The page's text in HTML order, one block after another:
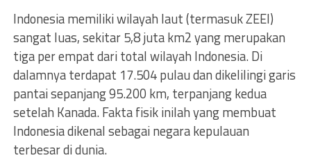
Indonesia memiliki wilayah laut (termasuk ZEEI)
sangat luas, sekitar 5,8 juta km2 yang merupakan
tiga per empat dari total wilayah Indonesia. Di
dalamnya terdapat 17.504 pulau dan dikelilingi garis
pantai sepanjang 95.200 km, terpanjang kedua
setelah Kanada. Fakta fisik inilah yang membuat
Indonesia dikenal sebagai negara kepulauan
terbesar di dunia.